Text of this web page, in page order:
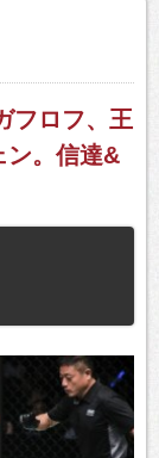
フロフ、王
ン。信達&